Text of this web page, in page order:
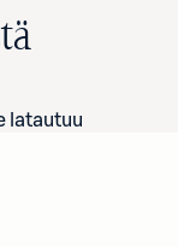
latautuu